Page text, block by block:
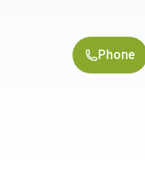
Phone